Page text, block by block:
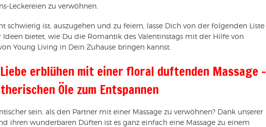
Leckereien zu verwöhnen.
schwierig ist, auszugehen und zu feiern, lasse Dich von der folgenden Liste
Ideen bietet, wie Du die Romantik des Valentinstags mit der Hilfe von
Young Living in Dein Zuhause bringen kannst.
erblühen mit einer floral duftenden Massage –
Öle zum Entspannen
sein, als den Partner mit einer Massage zu verwöhnen? Dank unserer
ihren wunderbaren Düften ist es ganz einfach eine Massage zu einem